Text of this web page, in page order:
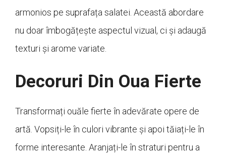
armonios pe suprafața salatei. Această abordare
nu doar îmbogățește aspectul vizual, ci și adaugă
texturi și arome variate.
Decoruri Din Oua Fierte
Transformați ouăle fierte în adevărate opere de
artă. Vopsiți-le în culori vibrante și apoi tăiați-le în
forme interesante. Aranjați-le în straturi pentru a